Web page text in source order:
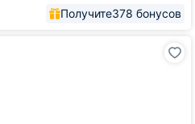
Получите378 бонусов